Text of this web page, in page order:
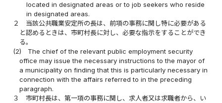
located in designated areas or to job seekers who reside
in designated areas.
２
当該公共職業安定所の長は、前項の事務に関し特に必要がある
と認めるときは、市町村長に対し、必要な指示をすることができ
る。
(2)
The chief of the relevant public employment security
office may issue the necessary instructions to the mayor of
a municipality on finding that this is particularly necessary in
connection with the affairs referred to in the preceding
paragraph.
３
市町村長は、第一項の事務に関し、求人者又は求職者から、い